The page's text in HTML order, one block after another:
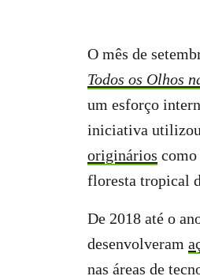
O mês de
Todos os Olhos
um esforço
iniciativa utilizou
originários
floresta tropical
De 2018 até o
desenvolveram
nas áreas de